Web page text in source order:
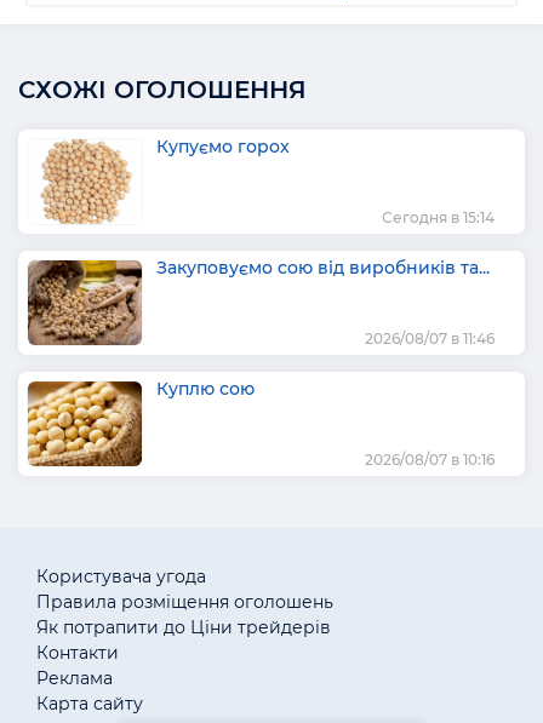
СХОЖІ ОГОЛОШЕННЯ
Купуємо горох
Сегодня в 15:14
Закуповуємо сою від виробників та...
2026/08/07 в 11:46
Куплю сою
2026/08/07 в 10:16
Користувача угода
Правила розміщення оголошень
Як потрапити до Ціни трейдерів
Контакти
Реклама
Карта сайту